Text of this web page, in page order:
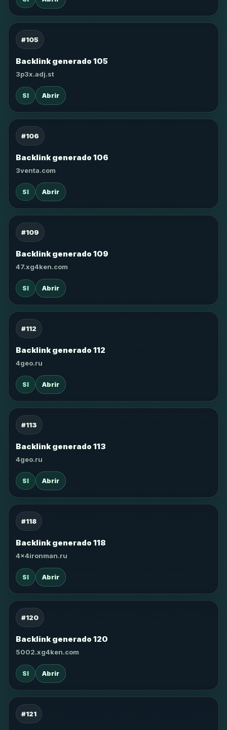
#105
Backlink generado 105
3p3x.adj.st
SI Abrir
#106
Backlink generado 106
3venta.com
SI Abrir
#109
Backlink generado 109
47.xg4ken.com
SI Abrir
#112
Backlink generado 112
4geo.ru
SI Abrir
#113
Backlink generado 113
4geo.ru
SI Abrir
#118
Backlink generado 118
4x4ironman.ru
SI Abrir
#120
Backlink generado 120
5002.xg4ken.com
SI Abrir
#121